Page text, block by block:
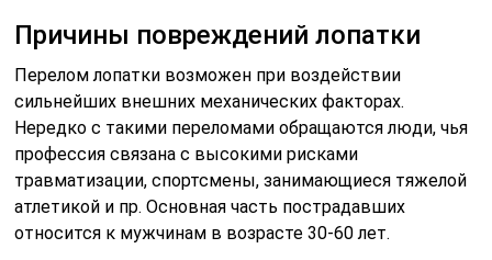
Причины повреждений лопатки
Перелом лопатки возможен при воздействии
сильнейших внешних механических факторах.
Нередко с такими переломами обращаются люди, чья
профессия связана с высокими рисками
травматизации, спортсмены, занимающиеся тяжелой
атлетикой и пр. Основная часть пострадавших
относится к мужчинам в возрасте 30-60 лет.